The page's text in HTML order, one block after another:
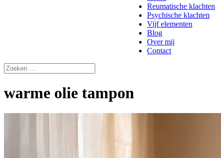
Reumatische klachten
Psychische klachten
Vijf elementen
Blog
Over mij
Contact
warme olie tampon